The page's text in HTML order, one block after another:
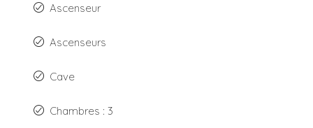
Ascenseur
Ascenseurs
Cave
Chambres : 3